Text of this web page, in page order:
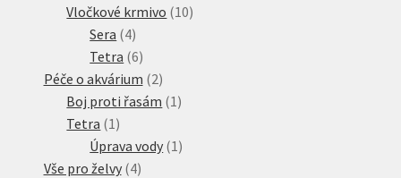
Vločkové krmivo 1010
Sera 44
produkty
Tetra 66
produktů
Péče o akvárium 22
produkty
Boj proti řasám 1 1
Tetra 1 1
produkt
Úprava vody 1 1
Vše pro želvy 44